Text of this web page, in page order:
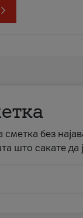
сметка без
што сакате да